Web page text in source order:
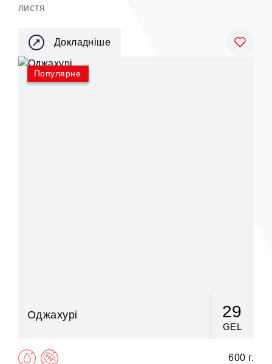
листя
Докладніше
Популярне
Оджахурі 29
GEL
600 г.